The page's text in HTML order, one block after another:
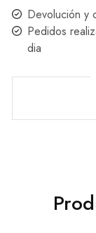
Devolución y
Pedidos
dia